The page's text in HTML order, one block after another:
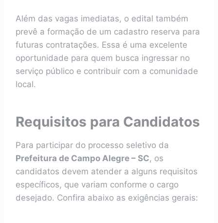
Além das vagas imediatas, o edital também
prevê a formação de um cadastro reserva para
futuras contratações. Essa é uma excelente
oportunidade para quem busca ingressar no
serviço público e contribuir com a comunidade
local.
Requisitos para Candidatos
Para participar do processo seletivo da
Prefeitura de Campo Alegre – SC, os
candidatos devem atender a alguns requisitos
específicos, que variam conforme o cargo
desejado. Confira abaixo as exigências gerais: